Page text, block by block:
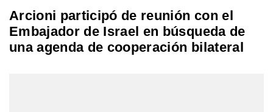
Arcioni participó de reunión con el
Embajador de Israel en búsqueda de
una agenda de cooperación bilateral